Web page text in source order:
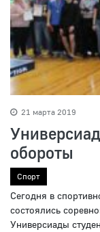
21 марта 2019
обороты
Спорт
Сегодня в
состоялись
Универсиады